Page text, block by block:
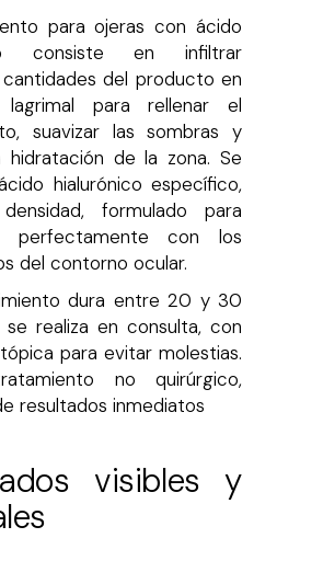
para ojeras con ácido
consiste en infiltrar
del producto en
para rellenar el
suavizar las sombras y
hidratación de la zona. Se
hialurónico específico,
formulado para
perfectamente con los
del contorno ocular.
dura entre 20 y 30
realiza en consulta, con
para evitar molestias.
no quirúrgico,
resultados inmediatos
visibles y